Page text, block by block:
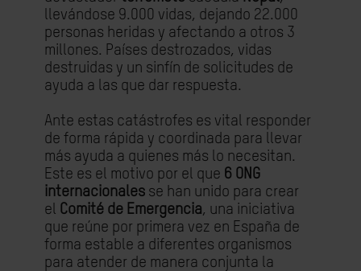
llevándose 9.000 vidas, dejando 22.000
personas heridas y afectando a otros 3
millones. Países destrozados, vidas
destruidas y un sinfín de solicitudes de
ayuda a las que dar respuesta.
Ante estas catástrofes es vital responder
de forma rápida y coordinada para llevar
más ayuda a quienes más lo necesitan.
Este es el motivo por el que 6 ONG
internacionales se han unido para crear
el Comité de Emergencia, una iniciativa
que reúne por primera vez en España de
forma estable a diferentes organismos
para atender de manera conjunta la